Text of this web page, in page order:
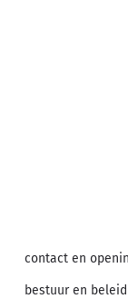
contact en
bestuur en beleid